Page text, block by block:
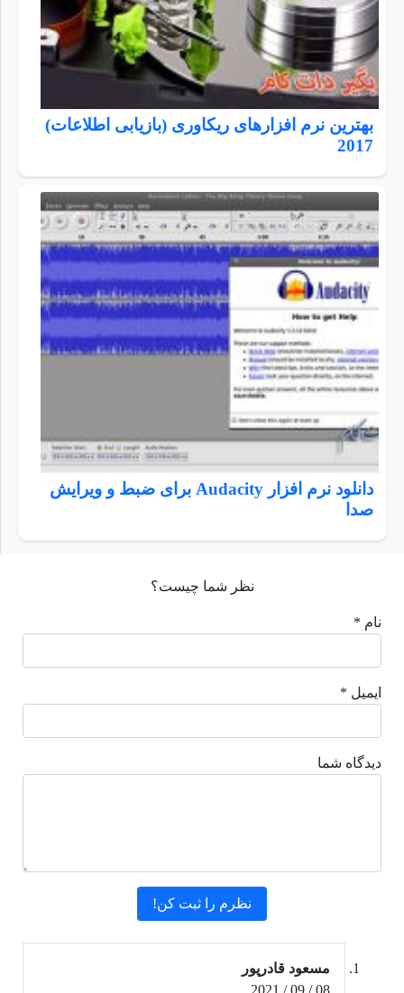
بهترین نرم افزارهای ریکاوری (بازیابی اطلاعات)
2017
دانلود نرم افزار Audacity برای ضبط و ویرایش
صدا
نظر شما چیست؟
نام *
ایمیل *
دیدگاه شما
مسعود قادرپور